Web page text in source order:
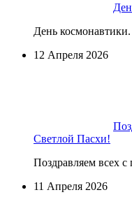
День космонавтики.
12 Апреля 2026
Светлой Пасхи!
Поздравляем всех
11 Апреля 2026